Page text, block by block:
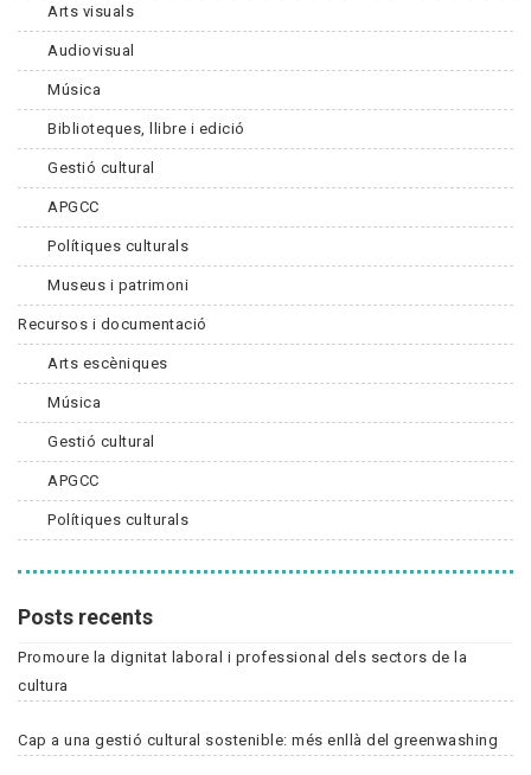
Arts visuals
Audiovisual
Música
Biblioteques, llibre i edició
Gestió cultural
APGCC
Polítiques culturals
Museus i patrimoni
Recursos i documentació
Arts escèniques
Música
Gestió cultural
APGCC
Polítiques culturals
Posts recents
Promoure la dignitat laboral i professional dels sectors de la
cultura
Cap a una gestió cultural sostenible: més enllà del greenwashing